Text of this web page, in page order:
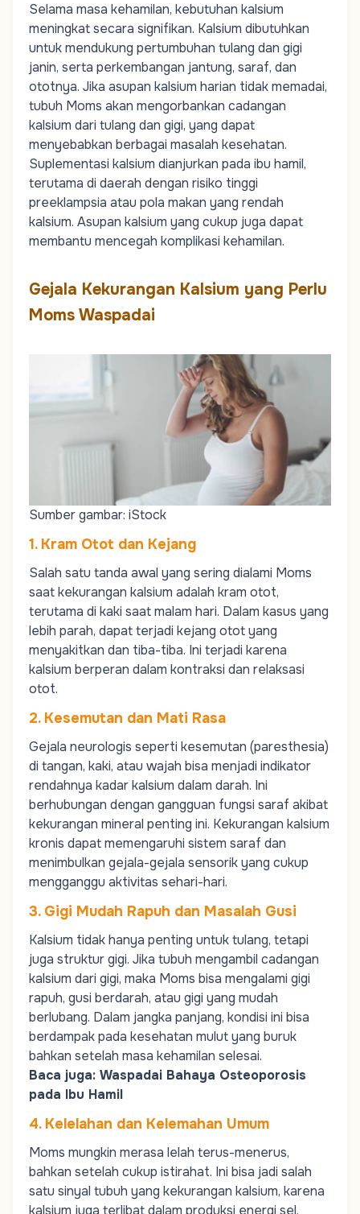
Selama masa kehamilan, kebutuhan kalsium
meningkat secara signifikan. Kalsium dibutuhkan
untuk mendukung pertumbuhan tulang dan gigi
janin, serta perkembangan jantung, saraf, dan
ototnya. Jika asupan kalsium harian tidak memadai,
tubuh Moms akan mengorbankan cadangan
kalsium dari tulang dan gigi, yang dapat
menyebabkan berbagai masalah kesehatan.
Suplementasi kalsium dianjurkan pada ibu hamil,
terutama di daerah dengan risiko tinggi
preeklampsia atau pola makan yang rendah
kalsium. Asupan kalsium yang cukup juga dapat
membantu mencegah komplikasi kehamilan.
Gejala Kekurangan Kalsium yang Perlu
Moms Waspadai
Sumber gambar: iStock
1. Kram Otot dan Kejang
Salah satu tanda awal yang sering dialami Moms
saat kekurangan kalsium adalah kram otot,
terutama di kaki saat malam hari. Dalam kasus yang
lebih parah, dapat terjadi kejang otot yang
menyakitkan dan tiba-tiba. Ini terjadi karena
kalsium berperan dalam kontraksi dan relaksasi
otot.
2. Kesemutan dan Mati Rasa
Gejala neurologis seperti kesemutan (paresthesia)
di tangan, kaki, atau wajah bisa menjadi indikator
rendahnya kadar kalsium dalam darah. Ini
berhubungan dengan gangguan fungsi saraf akibat
kekurangan mineral penting ini. Kekurangan kalsium
kronis dapat memengaruhi sistem saraf dan
menimbulkan gejala-gejala sensorik yang cukup
mengganggu aktivitas sehari-hari.
3. Gigi Mudah Rapuh dan Masalah Gusi
Kalsium tidak hanya penting untuk tulang, tetapi
juga struktur gigi. Jika tubuh mengambil cadangan
kalsium dari gigi, maka Moms bisa mengalami gigi
rapuh, gusi berdarah, atau gigi yang mudah
berlubang. Dalam jangka panjang, kondisi ini bisa
berdampak pada kesehatan mulut yang buruk
bahkan setelah masa kehamilan selesai.
Baca juga: Waspadai Bahaya Osteoporosis
pada Ibu Hamil
4. Kelelahan dan Kelemahan Umum
Moms mungkin merasa lelah terus-menerus,
bahkan setelah cukup istirahat. Ini bisa jadi salah
satu sinyal tubuh yang kekurangan kalsium, karena
kalsium juga terlibat dalam produksi energi sel.